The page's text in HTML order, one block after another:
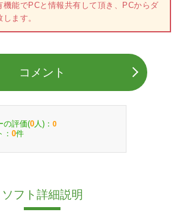
機能でPCと情報共有して頂き、PCからダ
ます。
コメント
の評価(0 人)： 0
： 0件
ソフト詳細説明